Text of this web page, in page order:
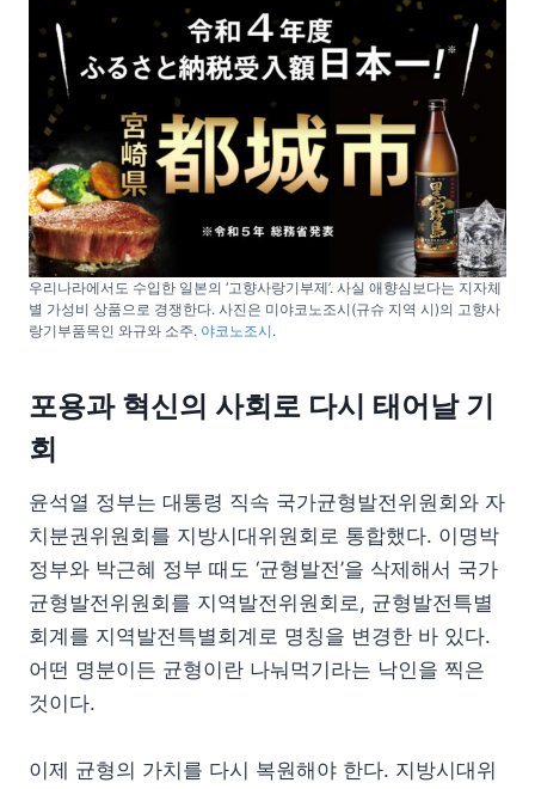
우리나라에서도 수입한 일본의 ‘고향사랑기부제’. 사실 애향심보다는 지자체
별 가성비 상품으로 경쟁한다. 사진은 미야코노조시(규슈 지역 시)의 고향사
랑기부품목인 와규와 소주. 야코노조시.
포용과 혁신의 사회로 다시 태어날 기
회
윤석열 정부는 대통령 직속 국가균형발전위원회와 자
치분권위원회를 지방시대위원회로 통합했다. 이명박
정부와 박근혜 정부 때도 ‘균형발전’을 삭제해서 국가
균형발전위원회를 지역발전위원회로, 균형발전특별
회계를 지역발전특별회계로 명칭을 변경한 바 있다.
어떤 명분이든 균형이란 나눠먹기라는 낙인을 찍은
것이다.
이제 균형의 가치를 다시 복원해야 한다. 지방시대위